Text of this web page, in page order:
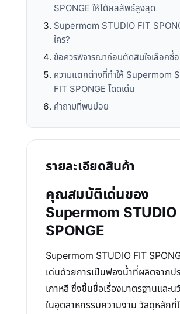
SPONGE ให้ได้ผลลัพธ์สูงสุด
Supermom STUDIO FIT
ใคร?
ข้อควรพิจารณาก่อนตัดสินใจเลือกซื้อ
ความแตกต่างที่ทำให้ Supermom
FIT SPONGE โดดเด่น
คำถามที่พบบ่อย
รายละเอียดสินค้า
คุณสมบัติเด่นของ
Supermom STUDIO
SPONGE
Supermom STUDIO FIT
เด่นด้วยการเป็นฟองน้ำที่ผลิตจากป
เกาหลี ซึ่งขึ้นชื่อเรื่องมาตรฐานและ
ในอุตสาหกรรมความงาม วัสดุหลักที่